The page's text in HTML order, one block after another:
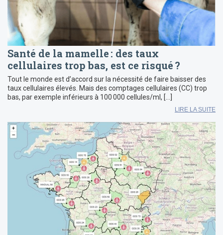
Santé de la mamelle : des taux
cellulaires trop bas, est ce risqué ?
Tout le monde est d’accord sur la nécessité de faire baisser des
taux cellulaires élevés. Mais des comptages cellulaires (CC) trop
bas, par exemple inférieurs à 100 000 cellules/ml, […]
LIRE LA SUITE